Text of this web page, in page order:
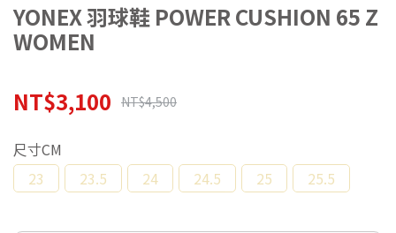
YONEX 羽球鞋 POWER CUSHION 65 Z
WOMEN
NT$3,100 NT$4,500
尺寸CM
23
23.5 24 24.5 25 25.5